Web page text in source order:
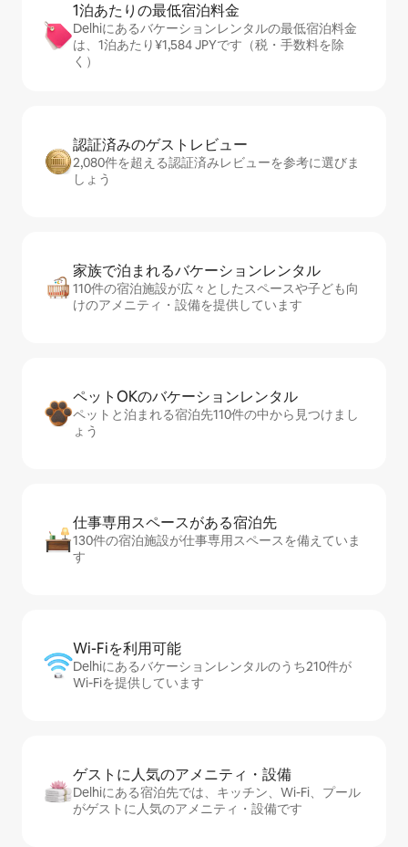
1泊あたりの最⁠低⁠宿⁠泊⁠料⁠金
Delhiにあるバケーションレンタルの最低宿泊料金
は、1泊あたり¥1,584 JPYです（税・手数料を除
く）
認証済みのゲ⁠ス⁠ト⁠レ⁠ビ⁠ュ⁠ー
2,080件を超える認証済みレビューを参考に選びま
しょう
家族で泊まれるバ⁠ケ⁠ー⁠シ⁠ョ⁠ンレ⁠ン⁠タ⁠ル
110件の宿泊施設が広々としたスペースや子ども向
けのアメニティ・設備を提供しています
ペットOKのバ⁠ケ⁠ー⁠シ⁠ョ⁠ンレ⁠ン⁠タ⁠ル
ペットと泊まれる宿泊先110件の中から見つけまし
ょう
仕事専用ス⁠ペ⁠ー⁠スがあ⁠る宿⁠泊⁠先
130件の宿泊施設が仕事専用スペースを備えていま
す
Wi-Fiを利⁠用⁠可⁠能
Delhiにあるバケーションレンタルのうち210件が
Wi-Fiを提供しています
ゲストに人⁠気⁠のア⁠メ⁠ニ⁠テ⁠ィ・設⁠備
Delhiにある宿泊先では、キッチン、Wi-Fi、プール
がゲストに人気のアメニティ・設備です